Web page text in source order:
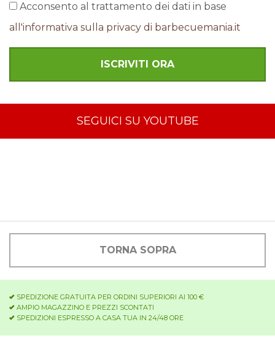
Acconsento al trattamento dei dati in base
all'informativa sulla privacy di barbecuemania.it
SEGUICI SU YOUTUBE
TORNA SOPRA
SPEDIZIONE GRATUITA PER ORDINI SUPERIORI AI 100 €
AMPIO MAGAZZINO E PREZZI SCONTATI
SPEDIZIONI ESPRESSO A CASA TUA IN 24/48 ORE